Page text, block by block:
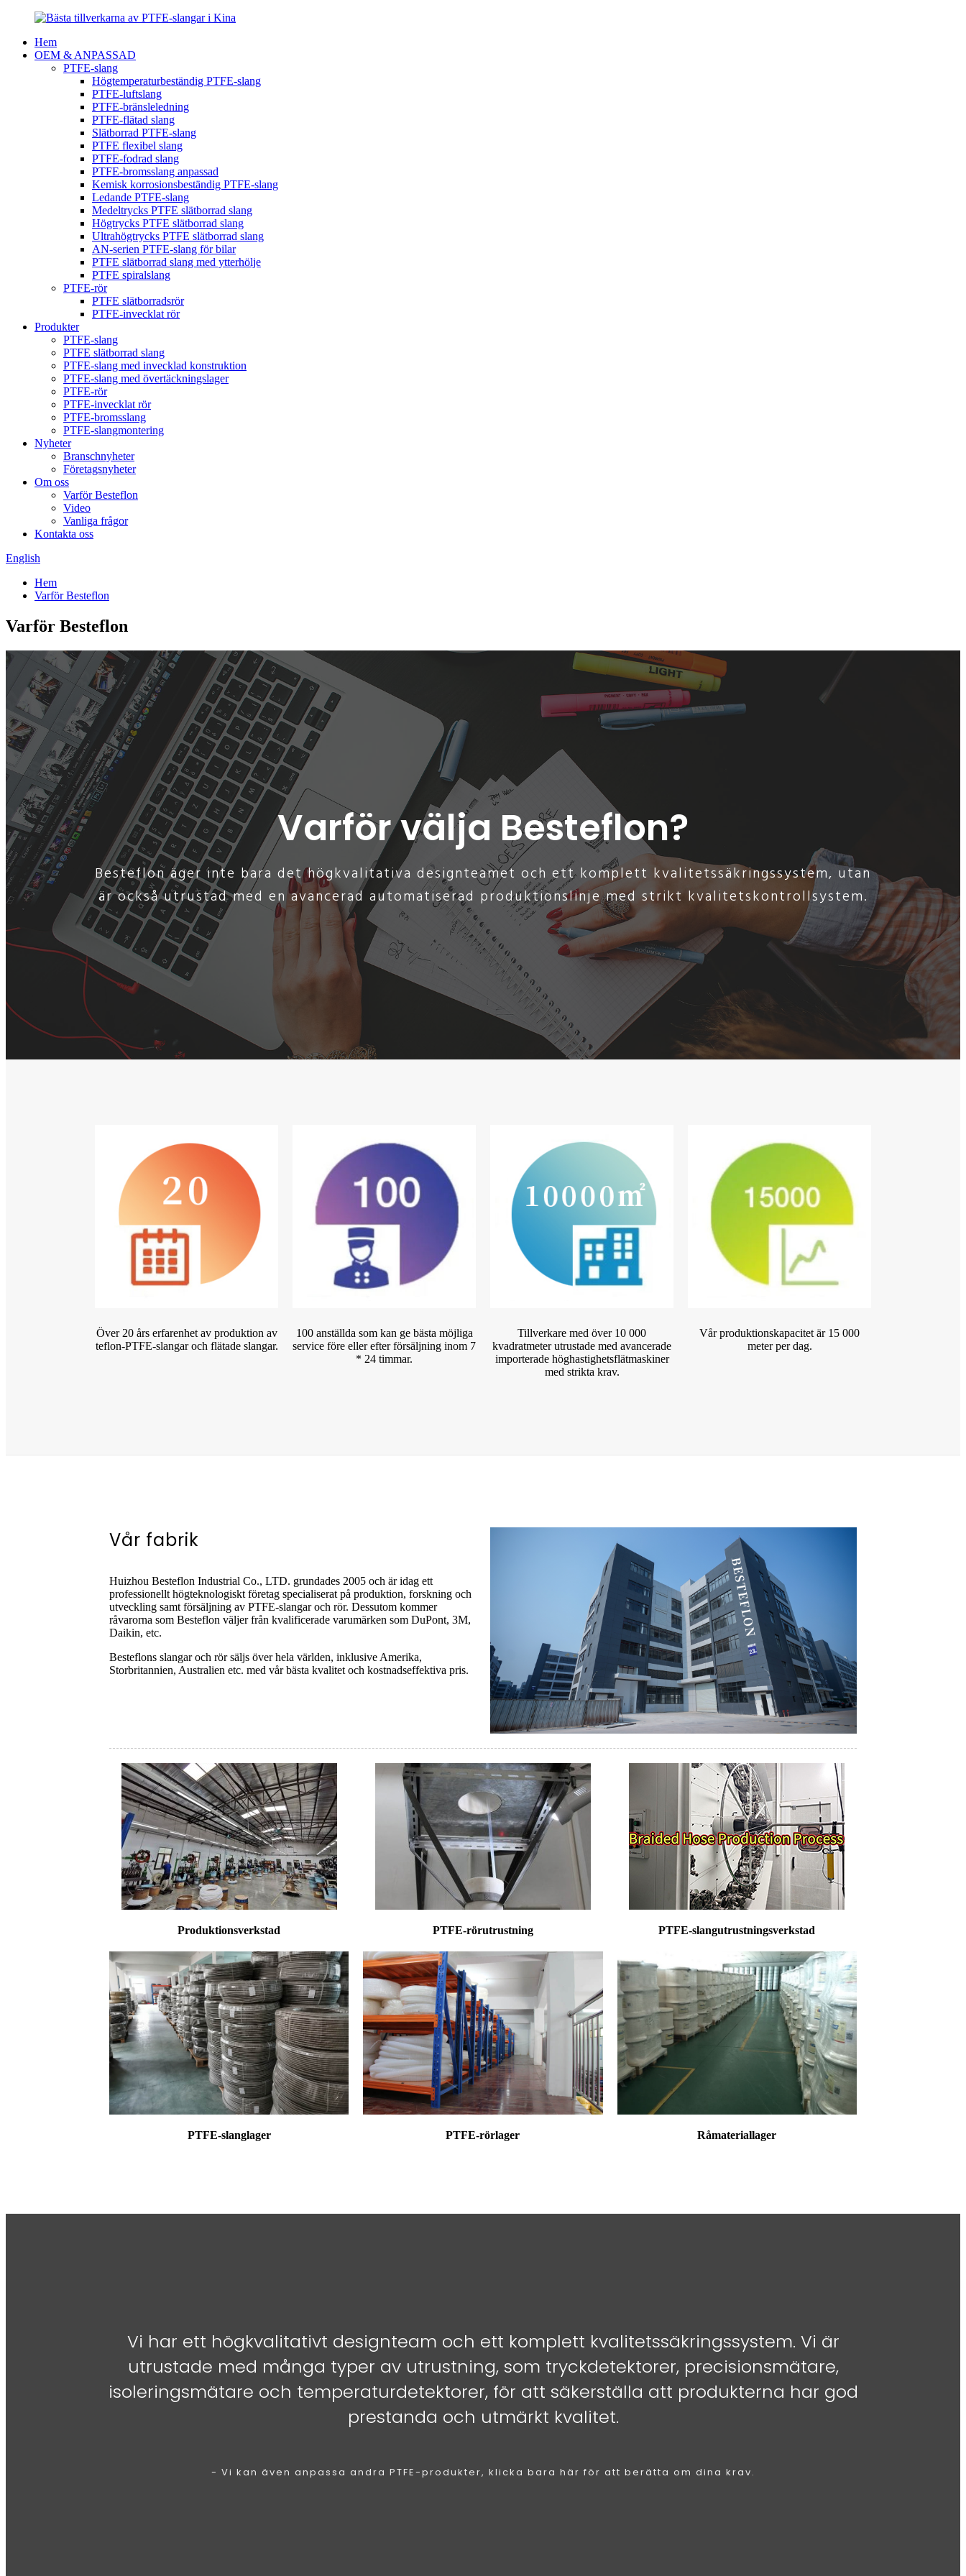
Hem
OEM & ANPASSAD
PTFE-slang
Högtemperaturbeständig PTFE-slang
PTFE-luftslang
PTFE-bränsleledning
PTFE-flätad slang
Slätborrad PTFE-slang
PTFE flexibel slang
PTFE-fodrad slang
PTFE-bromsslang anpassad
Kemisk korrosionsbeständig PTFE-slang
Ledande PTFE-slang
Medeltrycks PTFE slätborrad slang
Högtrycks PTFE slätborrad slang
Ultrahögtrycks PTFE slätborrad slang
AN-serien PTFE-slang för bilar
PTFE slätborrad slang med ytterhölje
PTFE spiralslang
PTFE-rör
PTFE slätborradsrör
PTFE-invecklat rör
Produkter
PTFE-slang
PTFE slätborrad slang
PTFE-slang med invecklad konstruktion
PTFE-slang med övertäckningslager
PTFE-rör
PTFE-invecklat rör
PTFE-bromsslang
PTFE-slangmontering
Nyheter
Branschnyheter
Företagsnyheter
Om oss
Varför Besteflon
Video
Vanliga frågor
Kontakta oss
English
Hem
Varför Besteflon
Varför Besteflon
Varför välja Besteflon?
Besteflon äger inte bara det högkvalitativa designteamet och ett komplett kvalitetssäkringssystem, utan
är också utrustad med en avancerad automatiserad produktionslinje med strikt kvalitetskontrollsystem.
Över 20 års erfarenhet av produktion av
teflon-PTFE-slangar och flätade slangar.
100 anställda som kan ge bästa möjliga
service före eller efter försäljning inom 7
* 24 timmar.
Tillverkare med över 10 000
kvadratmeter utrustade med avancerade
importerade höghastighetsflätmaskiner
med strikta krav.
Vår produktionskapacitet är 15 000
meter per dag.
Vår fabrik
Huizhou Besteflon Industrial Co., LTD. grundades 2005 och är idag ett
professionellt högteknologiskt företag specialiserat på produktion, forskning och
utveckling samt försäljning av PTFE-slangar och rör. Dessutom kommer
råvarorna som Besteflon väljer från kvalificerade varumärken som DuPont, 3M,
Daikin, etc.
Besteflons slangar och rör säljs över hela världen, inklusive Amerika,
Storbritannien, Australien etc. med vår bästa kvalitet och kostnadseffektiva pris.
Produktionsverkstad
PTFE-slanglager
PTFE-rörutrustning
PTFE-rörlager
PTFE-slangutrustningsverkstad
Råmateriallager
Vi har ett högkvalitativt designteam och ett komplett kvalitetssäkringssystem. Vi är
utrustade med många typer av utrustning, som tryckdetektorer, precisionsmätare,
isoleringsmätare och temperaturdetektorer, för att säkerställa att produkterna har god
prestanda och utmärkt kvalitet.
- Vi kan även anpassa andra PTFE-produkter, klicka bara här för att berätta om dina krav.